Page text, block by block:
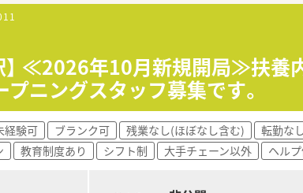
た調剤業務をお任せするため、軟膏の混合など専
丁寧な服薬指導や監査を行い、地域医療に貢献し
販売対応も行っていただき、患者様の幅広い健康
フが中心となって活発に意見を交換し、店舗運
た方でも、持ち前の明るさとコミュニケーション
に繋がるため、目標達成に向けて高い意欲を持ち
】 ≪2026年10月新規開局≫扶養
ニングスタッフ募集です。
経験可 ブランク可 残業なし(ほぼなし含む) 転勤な
教育制度あり シフト制 大手チェーン以外 ヘル